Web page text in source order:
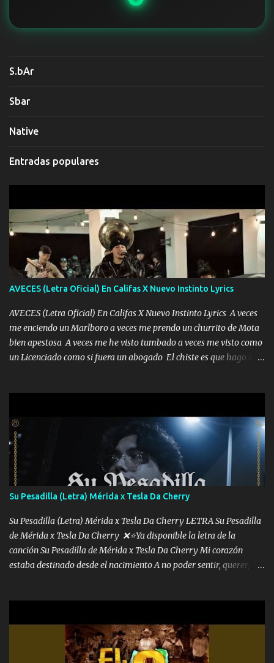
S.bAr
Sbar
Native
Entradas populares
AVECES (Letra Oficial) En Califas X Nuevo Instinto Lyrics
AVECES (Letra Oficial) En Califas X Nuevo Instinto Lyrics A veces
me enciendo un Marlboro a veces me prendo un churrito de Mota
bien apestosa A veces me he visto tumbado a veces me visto como
un Licenciado como si fuera un abogado El chiste es que hago lo
corriente no quieren verte subir de level trucha mis plebes Música
A veces me pongo un sombrero a veces me ven la cachucha de lado
con la mirada siempre en alto A veces me fajó una super o a veces
me fajó una Glock siempre armado todas las generaciones yo
traigo El chiste es que hago lo que quiero pues así soy me mandó
yo tengo el control a todos yo les paro el dedo soy hocicon un
malcriado un malandrón Que Les importa no saben nada falsas
las risas las que me miran hay gente corriente no quieren ve...
Su Pesadilla (Letra) Mérida x Tesla Da Cherry
Su Pesadilla (Letra) Mérida x Tesla Da Cherry LETRA Su Pesadilla
de Mérida x Tesla Da Cherry ❌⭐Ya disponible la letra de la
canción Su Pesadilla de Mérida x Tesla Da Cherry Mi corazón
estaba destinado desde el nacimiento A no poder sentir, querer,
algunas que no lo entiendan Porque ahora soy su pesadilla, lo sé
Soy yo la octava maravilla, no lo niegues Tengo de rodillas a otras
cien Y por más que quieran no me detienen Soy yo la mente que